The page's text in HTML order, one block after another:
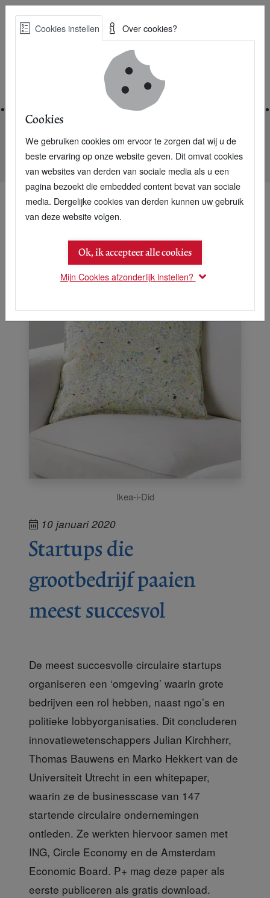
Skip
Best Practices voor een duurzame toekomst
Nieuwsarchief
Startups die grootbedrijf paaien meest succesvol
Ikea-i-Did
10 januari 2020
Startups die
grootbedrijf paaien
meest succesvol
De meest succesvolle circulaire startups
organiseren een ‘omgeving’ waarin grote
bedrijven een rol hebben, naast ngo’s en
politieke lobbyorganisaties. Dit concluderen
innovatiewetenschappers Julian Kirchherr,
Thomas Bauwens en Marko Hekkert van de
Universiteit Utrecht in een whitepaper,
waarin ze de businesscase van 147
startende circulaire ondernemingen
ontleden. Ze werkten hiervoor samen met
ING, Circle Economy en de Amsterdam
Economic Board. P+ mag deze paper als
eerste publiceren als gratis download.
Cookies instellen Over cookies?
Cookies
We gebruiken cookies om ervoor te zorgen dat wij u de
beste ervaring op onze website geven. Dit omvat cookies
van websites van derden van sociale media als u een
pagina bezoekt die embedded content bevat van sociale
media. Dergelijke cookies van derden kunnen uw gebruik
van deze website volgen.
Ok, ik accepteer alle cookies
Mijn Cookies afzonderlijk instellen?